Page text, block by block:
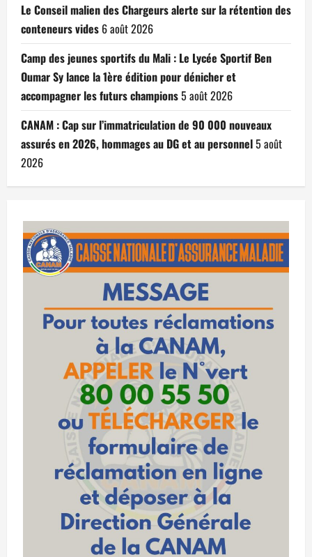
Le Conseil malien des Chargeurs alerte sur la rétention des
conteneurs vides 6 août 2026
Camp des jeunes sportifs du Mali : Le Lycée Sportif Ben
Oumar Sy lance la 1ère édition pour dénicher et
accompagner les futurs champions5 août 2026
CANAM : Cap sur l’immatriculation de 90 000 nouveaux
assurés en 2026, hommages au DG et au personnel5 août
2026